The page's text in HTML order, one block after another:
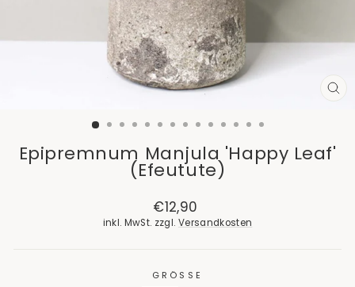
Epipremnum Manjula 'Happy Leaf'
(Efeutute)
Normaler
Preis
Sonderpreis
€12,90
inkl. MwSt. zzgl. Versandkosten
GRÖSSE